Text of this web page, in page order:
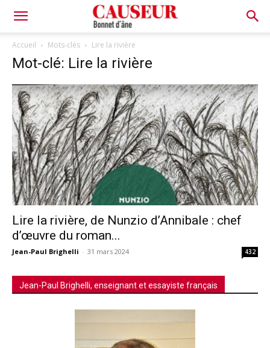
Bonnet
d'âne
Accueil Mots-clés Lire la rivière
Mot-clé: Lire la rivière
Lire la rivière, de Nunzio d’Annibale : chef
d’œuvre du roman...
Jean-Paul Brighelli - 31 mars 2024 432
Jean-Paul Brighelli, enseignant et essayiste français